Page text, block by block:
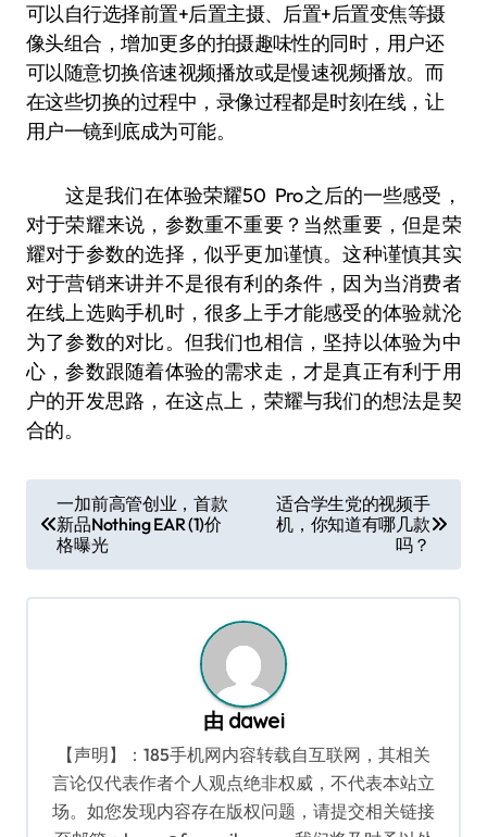
可以自行选择前置+后置主摄、后置+后置变焦等摄
像头组合，增加更多的拍摄趣味性的同时，用户还
可以随意切换倍速视频播放或是慢速视频播放。而
在这些切换的过程中，录像过程都是时刻在线，让
用户一镜到底成为可能。
这是我们在体验荣耀50 Pro之后的一些感受，
对于荣耀来说，参数重不重要？当然重要，但是荣
耀对于参数的选择，似乎更加谨慎。这种谨慎其实
对于营销来讲并不是很有利的条件，因为当消费者
在线上选购手机时，很多上手才能感受的体验就沦
为了参数的对比。但我们也相信，坚持以体验为中
心，参数跟随着体验的需求走，才是真正有利于用
户的开发思路，在这点上，荣耀与我们的想法是契
合的。
章
导
航
一加前高管创业，首款
新品Nothing EAR (1)价
格曝光
适合学生党的视频手
机，你知道有哪几款
吗？
由 dawei
【声明】：185手机网内容转载自互联网，其相关
言论仅代表作者个人观点绝非权威，不代表本站立
场。如您发现内容存在版权问题，请提交相关链接